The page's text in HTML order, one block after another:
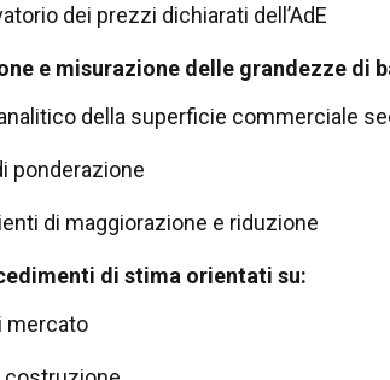
dei prezzi dichiarati dell’AdE
e misurazione delle grandezze di
della superficie commerciale
ponderazione
di maggiorazione e riduzione
di stima orientati su:
mercato